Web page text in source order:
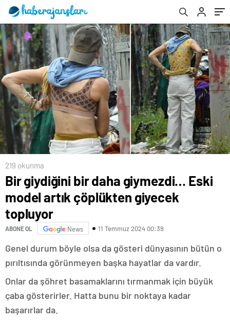
219 okunma
Bir giydiğini bir daha giymezdi… Eski
model artık çöplükten giyecek
topluyor
ABONE OL News 11 Temmuz 2024 00:39
Genel durum böyle olsa da gösteri dünyasının bütün o
pırıltısında görünmeyen başka hayatlar da vardır.
Onlar da şöhret basamaklarını tırmanmak için büyük
çaba gösterirler. Hatta bunu bir noktaya kadar
başarırlar da.
yuvadan uçuyor
kız oldu